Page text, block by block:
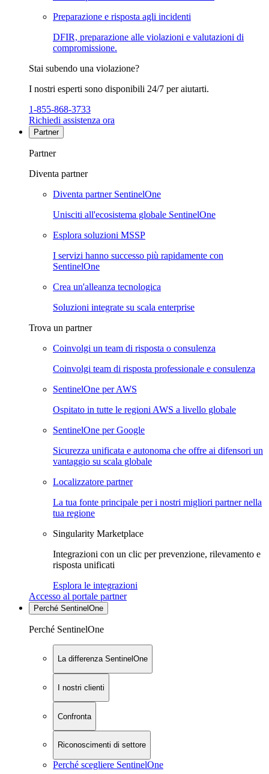
Preparazione e risposta agli incidenti
DFIR, preparazione alle violazioni e valutazioni di
compromissione.
Stai subendo una violazione?
I nostri esperti sono disponibili 24/7 per aiutarti.
1-855-868-3733
Richiedi assistenza ora
Partner
Partner
Diventa partner
Diventa partner SentinelOne
Unisciti all'ecosistema globale SentinelOne
Esplora soluzioni MSSP
I servizi hanno successo più rapidamente con
SentinelOne
Crea un'alleanza tecnologica
Soluzioni integrate su scala enterprise
Trova un partner
Coinvolgi un team di risposta o consulenza
Coinvolgi team di risposta professionale e consulenza
SentinelOne per AWS
Ospitato in tutte le regioni AWS a livello globale
SentinelOne per Google
Sicurezza unificata e autonoma che offre ai difensori un
vantaggio su scala globale
Localizzatore partner
La tua fonte principale per i nostri migliori partner nella
tua regione
Singularity Marketplace
Integrazioni con un clic per prevenzione, rilevamento e
risposta unificati
Esplora le integrazioni
Accesso al portale partner
Perché SentinelOne
Perché SentinelOne
La differenza SentinelOne
I nostri clienti
Confronta
Riconoscimenti di settore
Perché scegliere SentinelOne